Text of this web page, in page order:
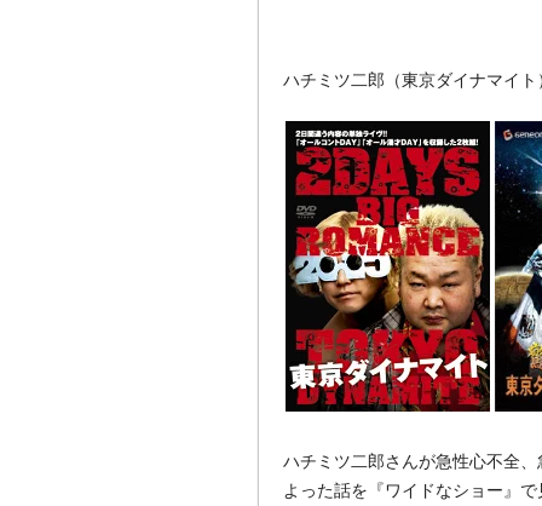
ハチミツ二郎（東京ダイナマイト
ハチミツ二郎さんが急性心不全
よった話を『ワイドなショー』